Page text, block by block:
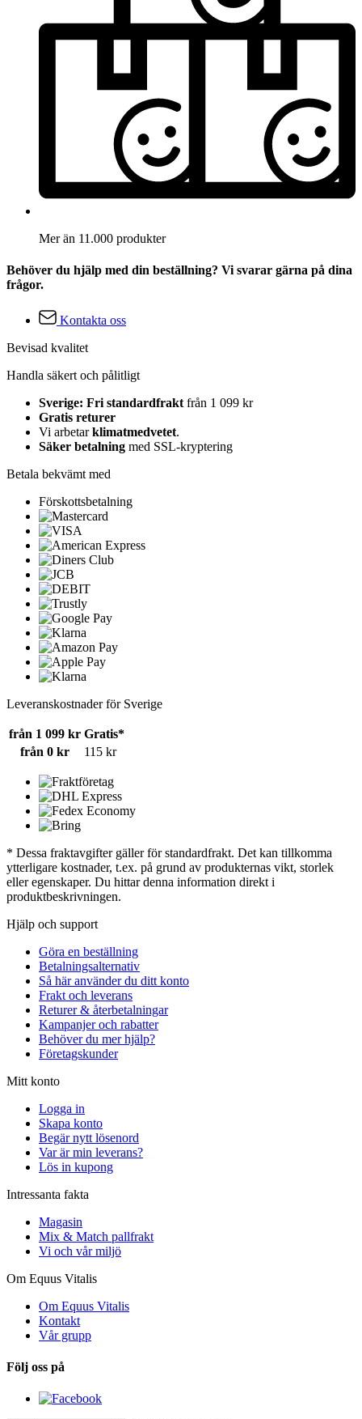
Mer än 11.000 produkter
Behöver du hjälp med din beställning? Vi svarar gärna på dina
frågor.
Kontakta oss
Bevisad kvalitet
Handla säkert och pålitligt
Sverige: Fri standardfrakt från 1 099 kr
Gratis returer
Vi arbetarklimatmedvetet.
Säker betalning med SSL-kryptering
Betala bekvämt med
Förskottsbetalning
Leveranskostnader för Sverige
från 1 099 kr Gratis*
från 0 kr
115 kr
* Dessa fraktavgifter gäller för standardfrakt. Det kan tillkomma
ytterligare kostnader, t.ex. på grund av produkternas vikt, storlek
eller egenskaper. Du hittar denna information direkt i
produktbeskrivningen.
Hjälp och support
Göra en beställning
Betalningsalternativ
Så här använder du ditt konto
Frakt och leverans
Returer & återbetalningar
Kampanjer och rabatter
Behöver du mer hjälp?
Företagskunder
Mitt konto
Logga in
Skapa konto
Begär nytt lösenord
Var är min leverans?
Lös in kupong
Intressanta fakta
Magasin
Mix & Match pallfrakt
Vi och vår miljö
Om Equus Vitalis
Om Equus Vitalis
Kontakt
Vår grupp
Följ oss på